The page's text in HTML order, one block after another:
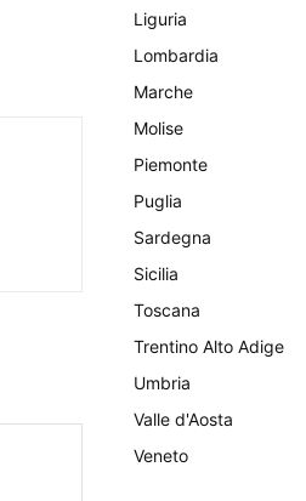
Liguria
Lombardia
Marche
Molise
Piemonte
Puglia
Sardegna
Sicilia
Toscana
Trentino Alto Adige
Umbria
Valle d'Aosta
Veneto